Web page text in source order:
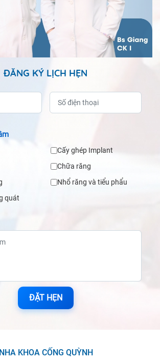
ĐĂNG KÝ LỊCH HẸN
Cấy ghép Implant
Chữa răng
Nhổ răng và tiểu phẩu
quát
ĐẶT HẸN
KHOA CỐNG QUỲNH